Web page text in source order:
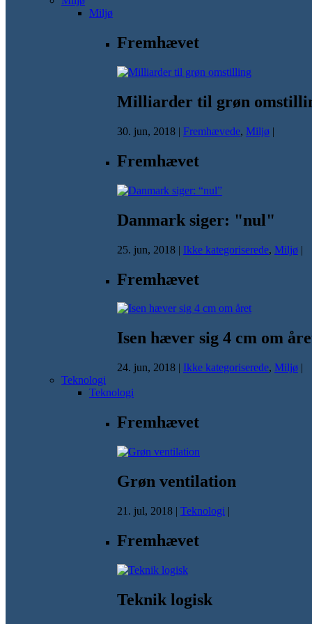
Miljø
Fremhævet
Milliarder til grøn
30. jun, 2018 | Fremhævede, Miljø |
Fremhævet
Danmark siger: "nul"
25. jun, 2018 | Ikke kategoriserede, Miljø |
Fremhævet
Isen hæver sig 4 cm om
24. jun, 2018 | Ikke kategoriserede, Miljø |
Teknologi
Teknologi
Fremhævet
Grøn ventilation
21. jul, 2018 | Teknologi |
Fremhævet
Teknik logisk